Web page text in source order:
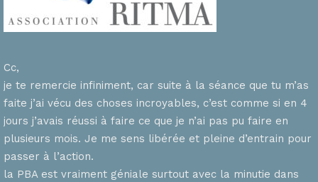
Cc,
je te remercie infiniment, car suite à la séance que tu m’as
faite j’ai vécu des choses incroyables, c’est comme si en 4
jours j’avais réussi à faire ce que je n’ai pas pu faire en
plusieurs mois. Je me sens libérée et pleine d’entrain pour
passer à l’action.
la PBA est vraiment géniale surtout avec la minutie dans